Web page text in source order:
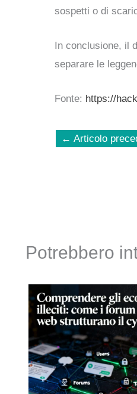
sospetti o di
In conclusione, il
separare le
Fonte: https://
← Articolo
Potrebbero